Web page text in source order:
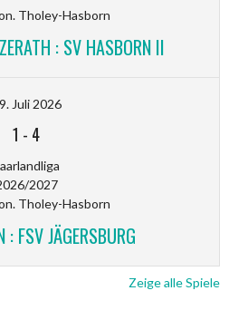
Tholey-Hasborn
: SV HASBORN II
Juli 2026
1 - 4
2027
Tholey-Hasborn
: FSV JÄGERSBURG
Zeige alle Spiele